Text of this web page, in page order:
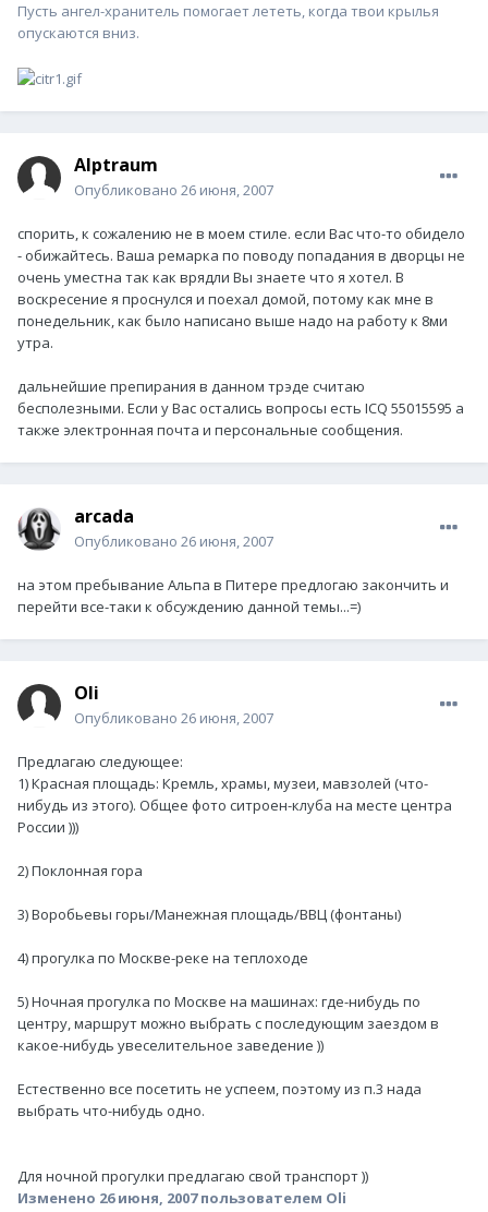
Пусть ангел-хранитель помогает лететь, когда твои крылья
опускаются вниз.
Alptraum
Опубликовано 26 июня, 2007
спорить, к сожалению не в моем стиле. если Вас что-то обидело
- обижайтесь. Ваша ремарка по поводу попадания в дворцы не
очень уместна так как врядли Вы знаете что я хотел. В
воскресение я проснулся и поехал домой, потому как мне в
понедельник, как было написано выше надо на работу к 8ми
утра.
дальнейшие препирания в данном трэде считаю
бесполезными. Если у Вас остались вопросы есть ICQ 55015595 а
также электронная почта и персональные сообщения.
arcada
Опубликовано 26 июня, 2007
на этом пребывание Альпа в Питере предлогаю закончить и
перейти все-таки к обсуждению данной темы...=)
Oli
Опубликовано 26 июня, 2007
Предлагаю следующее:
1) Красная площадь: Кремль, храмы, музеи, мавзолей (что-
нибудь из этого). Общее фото ситроен-клуба на месте центра
России )))
2) Поклонная гора
3) Воробьевы горы/Манежная площадь/ВВЦ (фонтаны)
4) прогулка по Москве-реке на теплоходе
5) Ночная прогулка по Москве на машинах: где-нибудь по
центру, маршрут можно выбрать с последующим заездом в
какое-нибудь увеселительное заведение ))
Естественно все посетить не успеем, поэтому из п.3 нада
выбрать что-нибудь одно.
Для ночной прогулки предлагаю свой транспорт ))
Изменено 26 июня, 2007пользователем Oli